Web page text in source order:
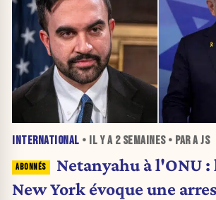
INTERNATIONAL • IL Y A 2 SEMAINES• PAR A JS
Netanyahu à l'ONU :
New York évoque une